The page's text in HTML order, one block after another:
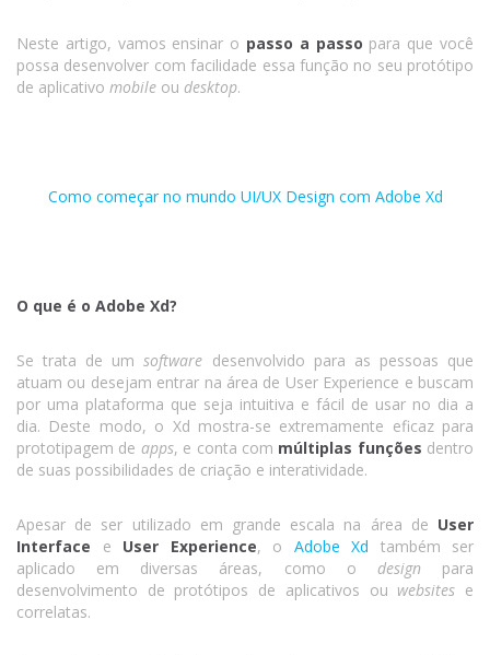
Neste artigo, vamos ensinar o passo a passo para que você
possa desenvolver com facilidade essa função no seu protótipo
de aplicativo mobile ou desktop.
Como começar no mundo UI/UX Design com Adobe Xd
O que é o Adobe Xd?
Se trata de umsoftware desenvolvido para as pessoas que
atuam ou desejam entrar na área de User Experience e buscam
por uma plataforma que seja intuitiva e fácil de usar no dia a
dia. Deste modo, o Xd mostra-se extremamente eficaz para
prototipagem de apps, e conta com múltiplas funções dentro
de suas possibilidades de criação e interatividade.
Apesar de ser utilizado em grande escala na área de User
Interface e User Experience, o Adobe Xd também ser
aplicado em diversas áreas, como o design para
desenvolvimento de protótipos de aplicativos ou websites e
correlatas.